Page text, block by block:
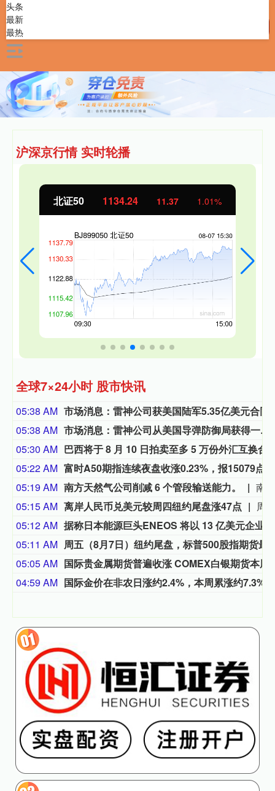
沪深京行情 实时轮播
北证50 1134.24 11.37 1.01%
全球7×24小时 股市快讯
05:38 AM
05:38 AM
市场消息：雷神公司从美国导弹防御局获得一份价值7.45亿美元的合同。
05:30 AM
05:22 AM
05:19 AM 南方天然气公司削减 6 个管段输送能力。
05:15 AM 离岸人民币兑美元较周四纽约尾盘涨47点
05:12 AM
05:11 AM
05:05 AM
04:59 AM
头条
最新
最热